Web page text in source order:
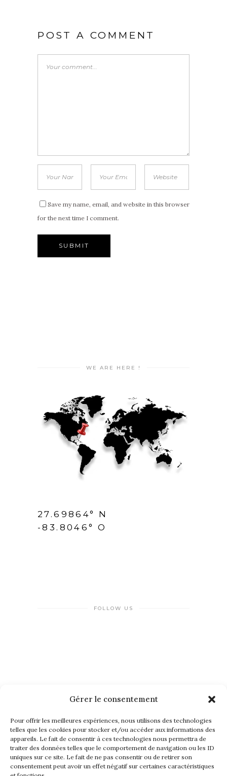
Gérer le consentement
Pour offrir les meilleures expériences, nous utilisons des technologies
telles que les cookies pour stocker et/ou accéder aux informations des
appareils. Le fait de consentir à ces technologies nous permettra de
traiter des données telles que le comportement de navigation ou les ID
uniques sur ce site. Le fait de ne pas consentir ou de retirer son
consentement peut avoir un effet négatif sur certaines caractéristiques
POST A COMMENT
Save my name, email, and website in this browser
for the next time I comment.
WE ARE HERE !
27.69864° N
-83.8046° O
FOLLOW US